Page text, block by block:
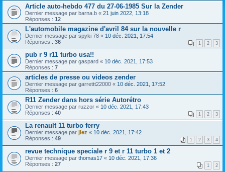
Article auto-hebdo 477 du 27-06-1985 Sur la Zender
Dernier message par barna.b « 21 juin 2022, 13:18
Réponses : 12
L'automobile magazine d'avril 84 sur la nouvelle r
Dernier message par spyki 78 « 10 déc. 2021, 17:54
Réponses : 36 1 2 3
pub r 9 r11 turbo usa!!
Dernier message par gaspard « 10 déc. 2021, 17:53
Réponses : 7
articles de presse ou videos zender
Dernier message par garrettt22000 « 10 déc. 2021, 17:52
Réponses : 6
R11 Zender dans hors série Autorétro
Dernier message par ruzzor « 10 déc. 2021, 17:43
Réponses : 40 1 2 3
La renault 11 turbo ferry
Dernier message par jlez « 10 déc. 2021, 17:42
Réponses : 49 1 2 3 4
revue technique speciale r 9 et r 11 turbo 1 et 2
Dernier message par thomas17 « 10 déc. 2021, 17:36
Réponses : 27 1 2